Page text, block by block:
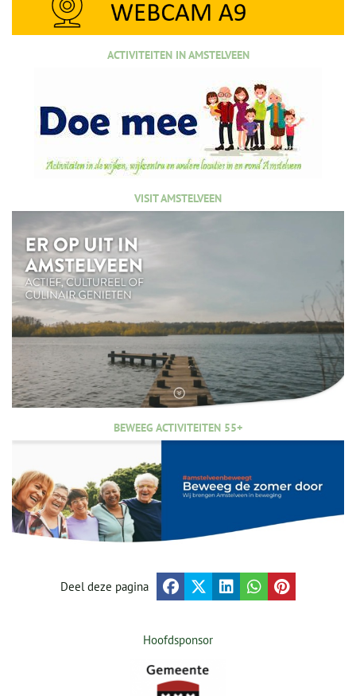
ACTIVITEITEN IN AMSTELVEEN
VISIT AMSTELVEEN
BEWEEG ACTIVITEITEN 55+
Deel deze pagina
Hoofdsponsor